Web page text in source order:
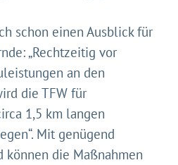
schon einen Ausblick für
„Rechtzeitig vor
an den
die TFW für
1,5 km langen
Mit genügend
können die Maßnahmen